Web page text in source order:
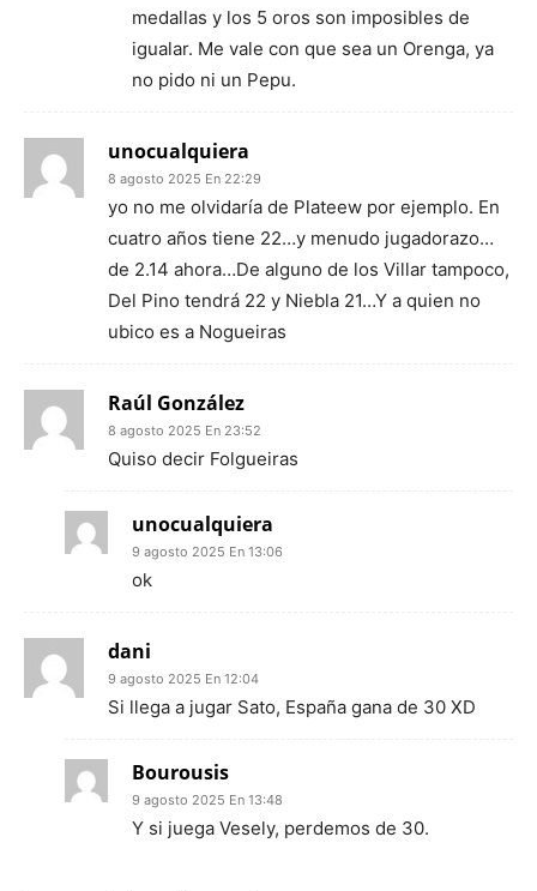
medallas y los 5 oros son imposibles de
igualar. Me vale con que sea un Orenga, ya
no pido ni un Pepu.
unocualquiera
8 agosto 2025 En 22:29
yo no me olvidaría de Plateew por ejemplo. En
cuatro años tiene 22…y menudo jugadorazo…
de 2.14 ahora…De alguno de los Villar tampoco,
Del Pino tendrá 22 y Niebla 21…Y a quien no
ubico es a Nogueiras
Raúl González
8 agosto 2025 En 23:52
Quiso decir Folgueiras
unocualquiera
9 agosto 2025 En 13:06
ok
dani
9 agosto 2025 En 12:04
Si llega a jugar Sato, España gana de 30 XD
Bourousis
9 agosto 2025 En 13:48
Y si juega Vesely, perdemos de 30.